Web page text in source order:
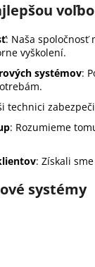
: Naša spoločnosť
vyškolení.
systémov:
technici
: Rozumieme
: Získali
systémy